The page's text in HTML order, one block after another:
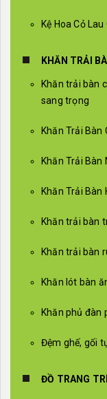
Kệ Hoa Cỏ Lau
KHĂN TRẢI
Khăn trải bàn
sang trọng
Khăn Trải Bàn
Khăn Trải Bàn
Khăn Trải Bàn
Khăn trải bàn
Khăn trải bàn
Khăn lót bàn
Khăn phủ đàn
Đệm ghế, gối
ĐỒ TRANG